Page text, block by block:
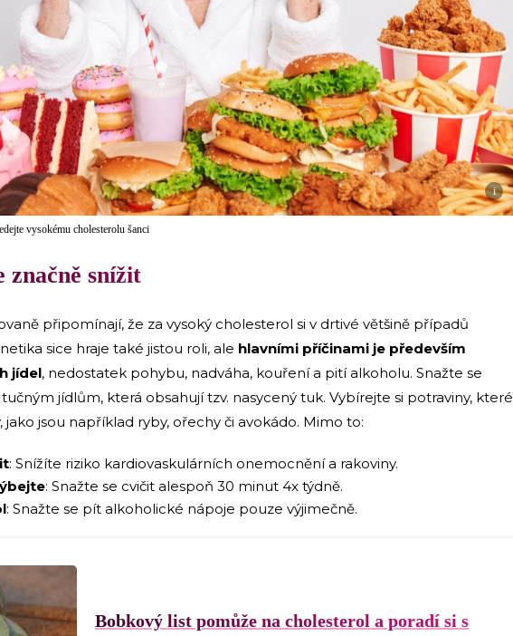
i
vysokému cholesterolu šanci
značně snížit
připomínají, že za vysoký cholesterol si v drtivé většině případů
sice hraje také jistou roli, ale hlavními příčinami je především
jídel, nedostatek pohybu, nadváha, kouření a pití alkoholu. Snažte se
jídlům, která obsahují tzv. nasycený tuk. Vybírejte si potraviny, které
jako jsou například ryby, ořechy či avokádo. Mimo to:
: Snížíte riziko kardiovaskulárních onemocnění a rakoviny.
: Snažte se cvičit alespoň 30 minut 4x týdně.
: Snažte se pít alkoholické nápoje pouze výjimečně.
Bobkový list pomůže na cholesterol a poradí si s